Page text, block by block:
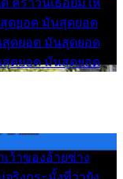
ดยอด มันสุดยอด
ดยอด มันสุดยอด
ดยอด มันสุดยอด
ว้าของอ้ายช่าง